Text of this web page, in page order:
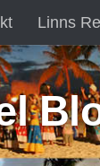
Linns